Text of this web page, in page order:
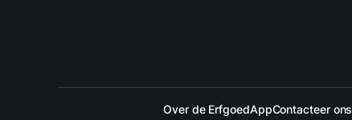
Over de ErfgoedAppContacteer ons